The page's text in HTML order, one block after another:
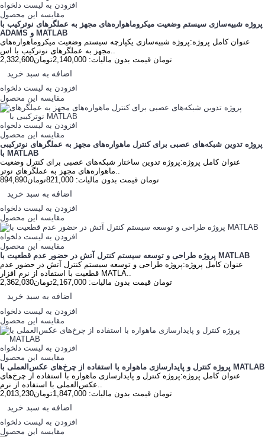
افزودن به لیست دلخواه
مقایسه این محصول
پروژه شبیه‌سازی سیستم وضعیت میکروماهواره‌های مجهز به عملگرهای نوترکیب با
ADAMS و MATLAB
عنوان کامل پروژه:پروژه شبیه‌سازی یکپارچه سیستم وضعیت میکروماهواره‌های
مجهز به عملگرهای نوترکیب با اس..
2,332,600تومان قیمت بدون مالیات: 2,140,000تومان
اضافه به سبد خرید
افزودن به لیست دلخواه
مقایسه این محصول
افزودن به لیست دلخواه
مقایسه این محصول
پروژه تدوین شبکه‌های عصبی برای کنترل ماهواره‌های مجهز به عملگرهای نوترکیبی
با MATLAB
عنوان کامل پروژه:پروژه تدوین ساختار شبکه‌های عصبی برای کنترل وضعیت
894,890تومان قیمت بدون مالیات: 821,000تومان
اضافه به سبد خرید
افزودن به لیست دلخواه
مقایسه این محصول
افزودن به لیست دلخواه
مقایسه این محصول
پروژه طراحی و توسعه سیستم کنترل آتش در حضور عدم قطعیت با MATLAB
عنوان کامل پروژه:پروژه طراحی و توسعه سیستم کنترل آتش در حضور عدم
قطعیت با استفاده از نرم افزار MATLA..
2,362,030تومان قیمت بدون مالیات: 2,167,000تومان
اضافه به سبد خرید
افزودن به لیست دلخواه
مقایسه این محصول
افزودن به لیست دلخواه
مقایسه این محصول
پروژه کنترل و پایدارسازی ماهواره با استفاده از چرخ‌های عکس‌العملی با MATLAB
عنوان کامل پروژه:پروژه کنترل و پایدارسازی ماهواره با استفاده از چرخ‌های
2,013,230تومان قیمت بدون مالیات: 1,847,000تومان
اضافه به سبد خرید
افزودن به لیست دلخواه
مقایسه این محصول